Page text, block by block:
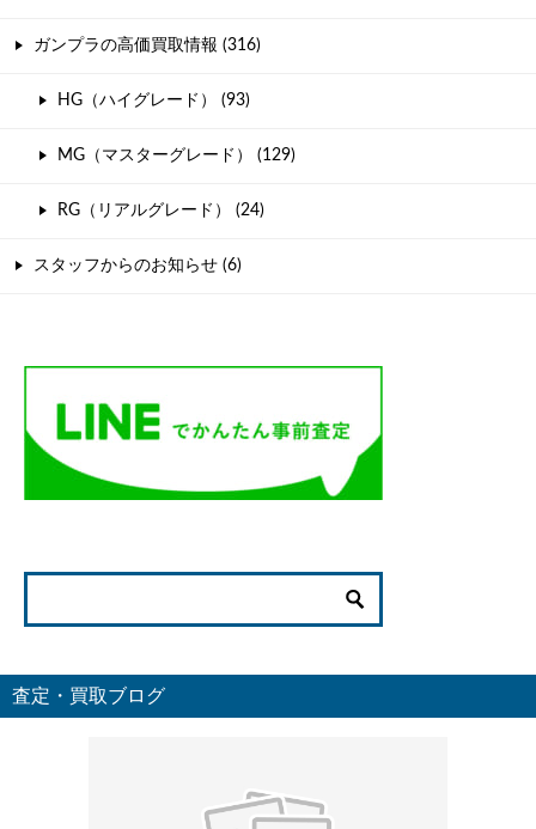
ガンプラの高価買取情報 (316)
HG（ハイグレード） (93)
MG（マスターグレード） (129)
RG（リアルグレード） (24)
スタッフからのお知らせ (6)
査定・買取ブログ